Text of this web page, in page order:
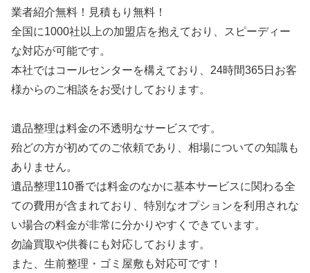
業者紹介無料！見積もり無料！
全国に1000社以上の加盟店を抱えており、スピーディー
な対応が可能です。
本社ではコールセンターを構えており、24時間365日お客
様からのご相談をお受けしております。
遺品整理は料金の不透明なサービスです。
殆どの方が初めてのご依頼であり、相場についての知識も
ありません。
遺品整理110番では料金のなかに基本サービスに関わる全
ての費用が含まれており、特別なオプションを利用されな
い場合の料金が非常に分かりやすくできています。
勿論買取や供養にも対応しております。
また、生前整理・ゴミ屋敷も対応可です！